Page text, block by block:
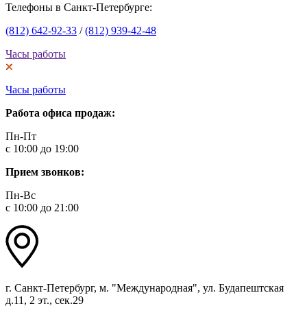
Телефоны в Санкт-Петербурге:
(812) 642-92-33 /(812) 939-42-48
Часы работы
Часы работы
Работа офиса продаж:
Пн-Пт
с 10:00 до 19:00
Прием звонков:
Пн-Вс
с 10:00 до 21:00
г. Санкт-Петербург, м. "Международная", ул. Будапештская
д.11, 2 эт., сек.29